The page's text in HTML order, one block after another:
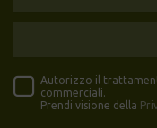
Autorizzo il
commerciali.
Prendi visione della